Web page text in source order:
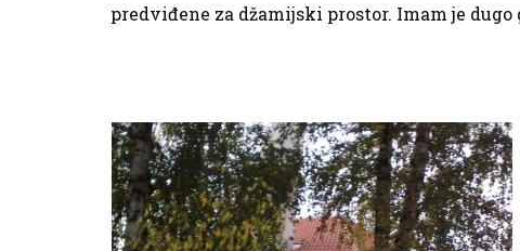
predviđene za džamijski prostor. Imam je